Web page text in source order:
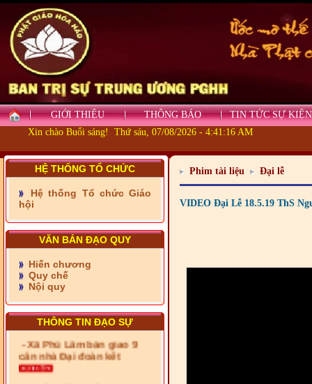
GIỚI THIỆU THÔNG BÁO
TIN TỨC SỰ KIỆN
Xin chào Buổi sáng! Thứ sáu, 07/08/2026 - 4:41:16 AM
HỆ THỐNG TỔ CHỨC
Hệ thống Tổ chức Giáo
hội
VĂN BẢN ĐẠO QUY
Hiến chương
Quy chế
Nội quy
THÔNG TIN ĐẠO SỰ
- Những tấm lòng thiện
nguyện vùng biên
- BAN TRỊ SỰ XÃ ĐẠI
PHƯỚC TỈNH ĐỒNG NAI
- Xã Châu Phú khánh
thành cầu Kênh 7 - Nam
kênh Quốc Gia
căn nhà Đại đoàn kết
Phim tài liệu Đại lễ
VIDEO Đại Lễ 18.5.19 ThS